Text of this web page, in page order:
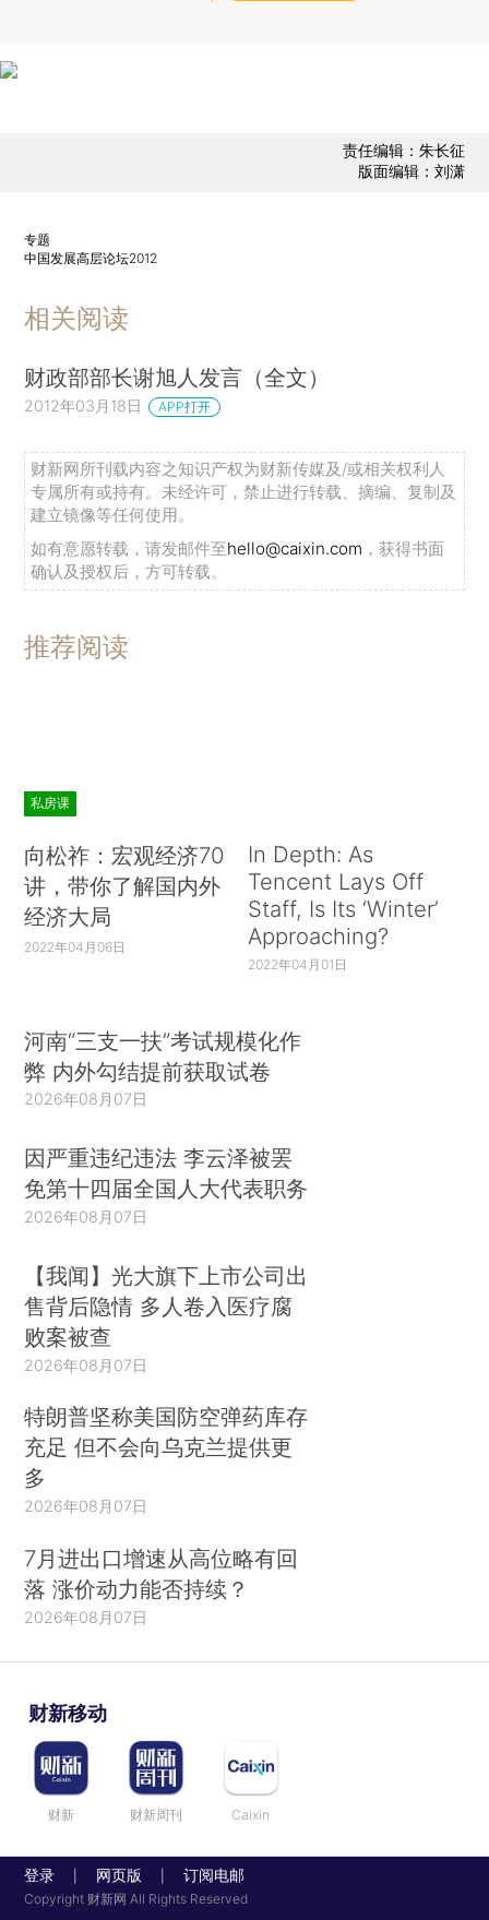
责任编辑：朱长征
版面编辑：刘潇
专题
中国发展高层论坛2012
相关阅读
财政部部长谢旭人发言（全文）
2012年03月18日 APP打开
财新网所刊载内容之知识产权为财新传媒及/或相关权利人
专属所有或持有。未经许可，禁止进行转载、摘编、复制及
建立镜像等任何使用。
如有意愿转载，请发邮件至hello@caixin.com ，获得书面
确认及授权后，方可转载。
推荐阅读
私房课
向松祚：宏观经济70
讲，带你了解国内外
经济大局
2022年04月06日
In Depth: As
Tencent Lays Off
Staff, Is Its ‘Winter’
Approaching?
2022年04月01日
河南“三支一扶”考试规模化作
弊 内外勾结提前获取试卷
2026年08月07日
因严重违纪违法 李云泽被罢
免第十四届全国人大代表职务
2026年08月07日
【我闻】光大旗下上市公司出
售背后隐情 多人卷入医疗腐
败案被查
2026年08月07日
特朗普坚称美国防空弹药库存
充足 但不会向乌克兰提供更
多
2026年08月07日
7月进出口增速从高位略有回
落 涨价动力能否持续？
2026年08月07日
财新移动
财新 财新周刊 Caixin
登录 网页版 订阅电邮
Copyright 财新网 All Rights Reserved